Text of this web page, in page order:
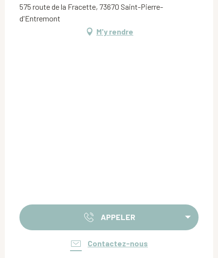
575 route de la Fracette, 73670 Saint-Pierre-
d'Entremont
M'y rendre
APPELER
Contactez-nous